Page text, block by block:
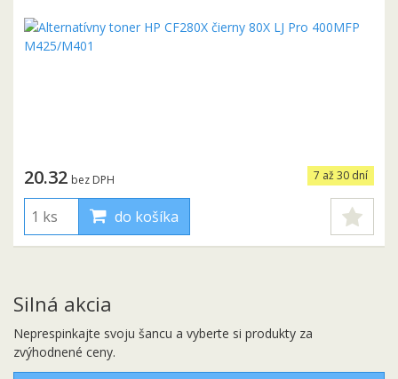
7 až 30 dní
20.32 bez DPH
do košíka
Silná akcia
Neprespinkajte svoju šancu a vyberte si produkty za
zvýhodnené ceny.